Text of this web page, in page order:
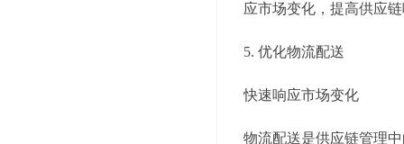
应市场变化，提高供应
5. 优化物流配送
快速响应市场变化
物流配送是供应链管理